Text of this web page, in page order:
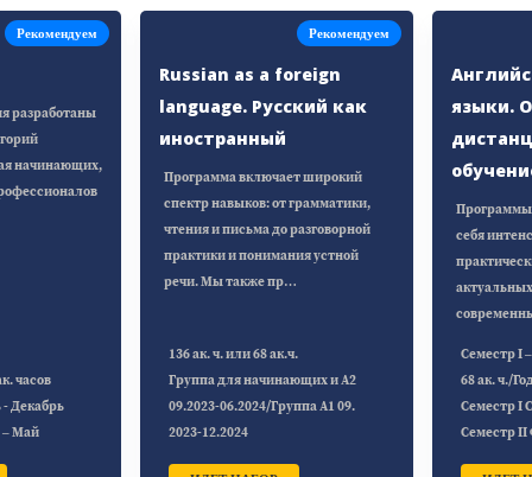
Рекомендуем
разработаны
начинающих,
часов
Декабрь
– Май
Рекомендуем
Russian as a foreign
language. Русский как
иностранный
Программа включает широкий
спектр навыков: от грамматики,
чтения и письма до разговорной
практики и понимания устной
речи. Мы также пр…
136 ак. ч. или 68 ак.ч.
Группа для начинающих и А2
09.2023-06.2024/Группа А1 09.
2023-12.2024
языки.
Программы
себя
Семестр I
68 ак. ч./
Семестр I
Семестр II